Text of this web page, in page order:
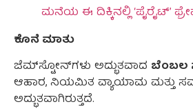
ಮನೆಯ ಈ ದಿಕ್ಕಿನಲ್ಲಿ ‘ಪೈರೈಟ್’
ಕೊನೆ ಮಾತು
ಜೆಮ್‌ಸ್ಟೋನ್‌ಗಳು ಅದ್ಭುತವಾದ ಬೆಂಬಲ
ಆಹಾರ, ನಿಯಮಿತ ವ್ಯಾಯಾಮ ಮತ್ತು
ಅದ್ಭುತವಾಗಿರುತ್ತದೆ.